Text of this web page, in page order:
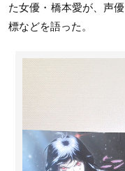
た女優・橋本愛が、声
標などを語った。